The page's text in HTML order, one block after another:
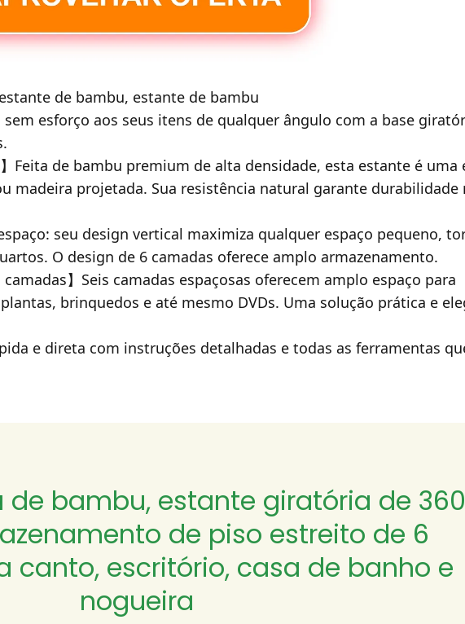
de bambu, estante de bambu
sem esforço aos seus itens de qualquer ângulo com a base
Feita de bambu premium de alta densidade, esta estante é uma
madeira projetada. Sua resistência natural garante durabilidade
seu design vertical maximiza qualquer espaço pequeno,
O design de 6 camadas oferece amplo armazenamento.
】Seis camadas espaçosas oferecem amplo espaço para
brinquedos e até mesmo DVDs. Uma solução prática e
e direta com instruções detalhadas e todas as ferramentas
bambu, estante giratória de
de piso estreito de 6
canto, escritório, casa de banho e
nogueira